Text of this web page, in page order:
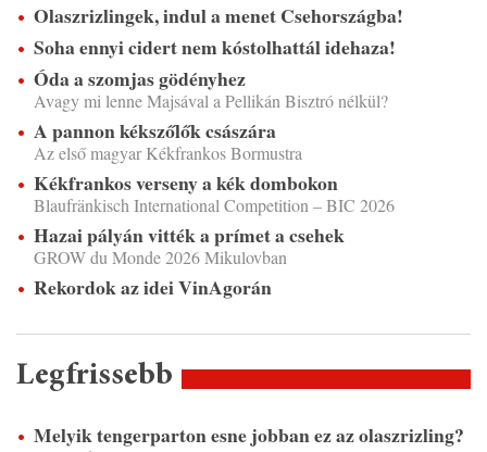
Olaszrizlingek, indul a menet Csehországba!
Soha ennyi cidert nem kóstolhattál idehaza!
Óda a szomjas gödényhez
Avagy mi lenne Majsával a Pellikán Bisztró nélkül?
A pannon kékszőlők császára
Az első magyar Kékfrankos Bormustra
Kékfrankos verseny a kék dombokon
Blaufränkisch International Competition – BIC 2026
Hazai pályán vitték a prímet a csehek
GROW du Monde 2026 Mikulovban
Rekordok az idei VinAgorán
Legfrissebb
Melyik tengerparton esne jobban ez az olaszrizling?